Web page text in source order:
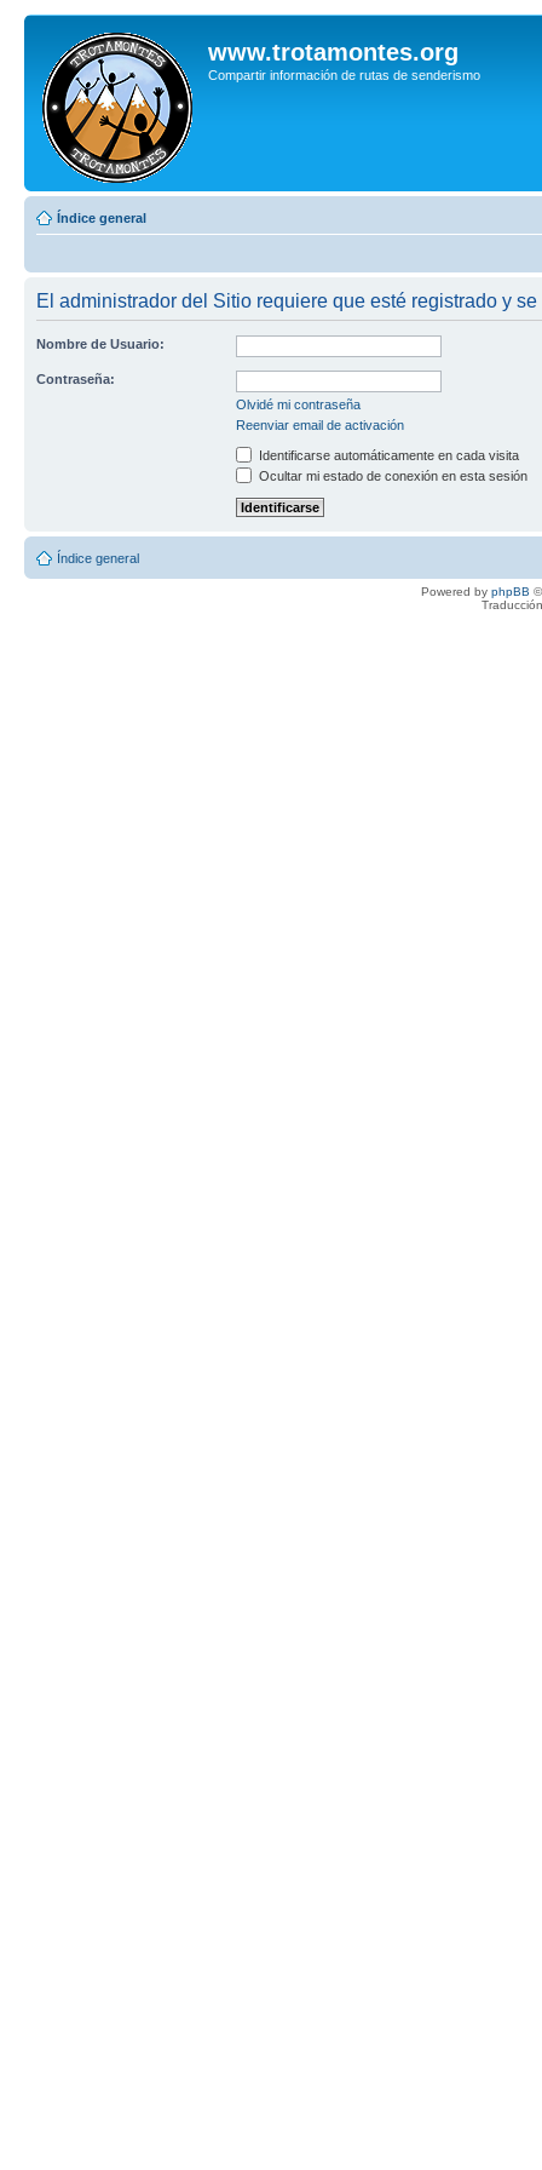
www.trotamontes.org
Compartir información de rutas de senderismo
Índice general
El administrador del Sitio requiere que esté registrado y
Nombre de Usuario:
Contraseña:
Olvidé mi contraseña
Reenviar email de activación
Identificarse automáticamente en cada visita
Ocultar mi estado de conexión en esta sesión
Índice general
Powered by phpBB